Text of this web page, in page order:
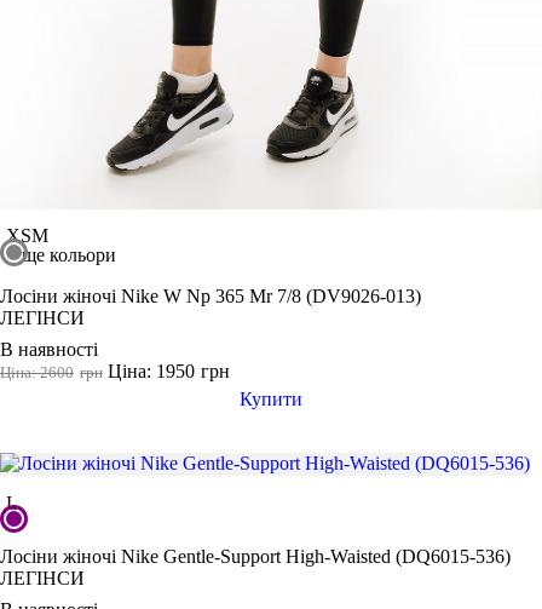
XSM
ще кольори
Лосіни жіночі Nike W Np 365 Mr 7/8 (DV9026-013)
ЛЕГІНСИ
В наявності
грн
Ціна: 2600 грн
Ціна: 1950
Купити
L
Лосіни жіночі Nike Gentle-Support High-Waisted (DQ6015-536)
ЛЕГІНСИ